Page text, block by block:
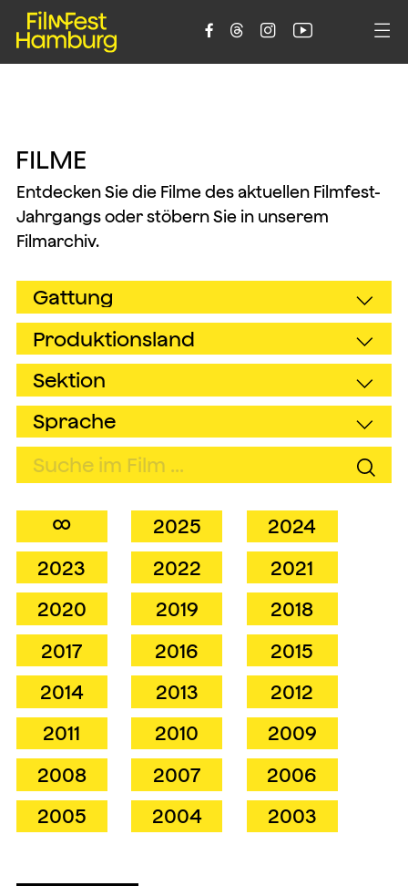
    
FILME
Entdecken Sie die Filme des aktuellen Filmfest-
Jahrgangs oder stöbern Sie in unserem
Filmarchiv.
∞ 2025
2024
2023
2022
2021
2020
2019
2018
2017
2016
2015
2014
2013
2012
2011
2010
2009
2008
2007
2006
2005
2004 2003